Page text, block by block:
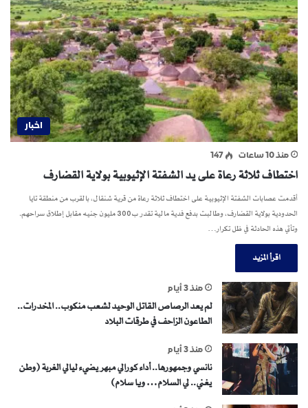
اخبار
منذ 10 ساعات 147
اختطاف ثلاثة رعاة على يد الشفتة الإثيوبية بولاية القضارف
أقدمت عصابات الشفتة الإثيوبية على اختطاف ثلاثة رعاة من قرية شنقال، بالقرب من منطقة تايا
الحدودية بولاية القضارف، وطالبت بدفع فدية مالية تقدر ب300 مليون جنيه مقابل إطلاق سراحهم.
وتأتي هذه الحادثة في ظل تكرار…
اقرأ المزيد
منذ 3 أيام
لم يعد الرصاص القاتل الوحيد لشعب منكوب.. المخدرات..
الطاعون الزاحف في طرقات البلاد
منذ 3 أيام
نانسي وجمهورها.. أداء كورالي مبهر يضيء ليالي الغربة (وطن
يغني.. لي السلام… ويا سلام)